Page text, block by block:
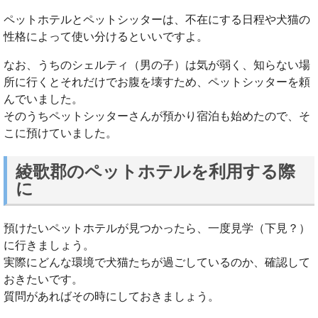
ペットホテルとペットシッターは、不在にする日程や犬猫の
性格によって使い分けるといいですよ。
なお、うちのシェルティ（男の子）は気が弱く、知らない場
所に行くとそれだけでお腹を壊すため、ペットシッターを頼
んでいました。
そのうちペットシッターさんが預かり宿泊も始めたので、そ
こに預けていました。
綾歌郡のペットホテルを利用する際
に
預けたいペットホテルが見つかったら、一度見学（下見？）
に行きましょう。
実際にどんな環境で犬猫たちが過ごしているのか、確認して
おきたいです。
質問があればその時にしておきましょう。